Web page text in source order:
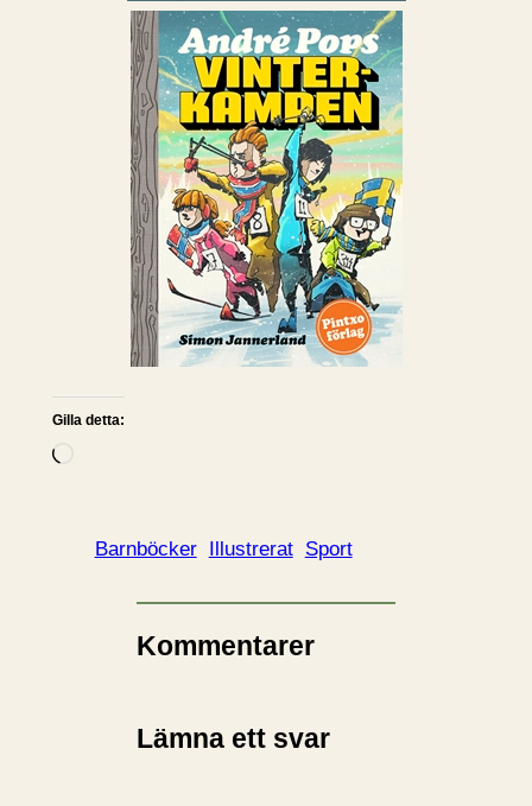
Gilla detta:
L
Barnböcker Illustrerat Sport
Kommentarer
Lämna ett svar